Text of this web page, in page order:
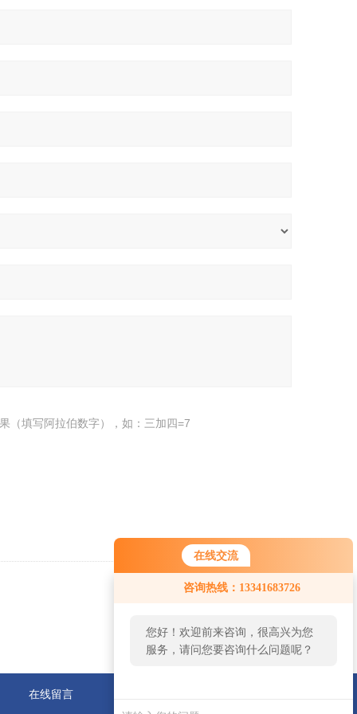
在线交流
咨询热线：13341683726
您好！欢迎前来咨询，很高兴为您
服务，请问您要咨询什么问题呢？
了需求产品，您可以直接在线与我
（填写阿拉伯数字），如：三加四=7
返回
在线留言